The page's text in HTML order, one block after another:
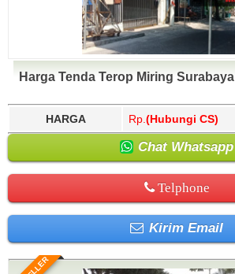
Harga Tenda Terop Miring Surabaya
HARGA Rp. (Hubungi CS)
Chat Whatsapp
Telphone
Kirim Email